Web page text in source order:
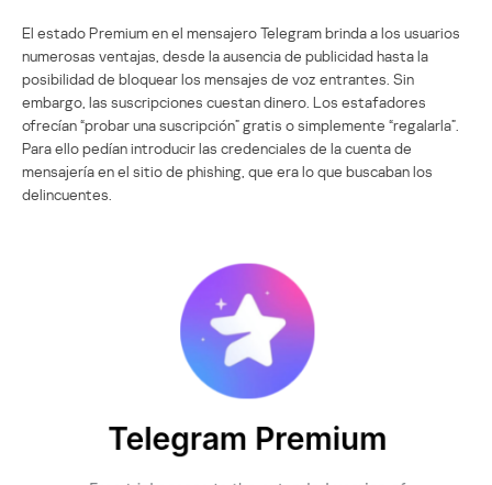
El estado Premium en el mensajero Telegram brinda a los usuarios
numerosas ventajas, desde la ausencia de publicidad hasta la
posibilidad de bloquear los mensajes de voz entrantes. Sin
embargo, las suscripciones cuestan dinero. Los estafadores
ofrecían “probar una suscripción” gratis o simplemente “regalarla”.
Para ello pedían introducir las credenciales de la cuenta de
mensajería en el sitio de phishing, que era lo que buscaban los
delincuentes.